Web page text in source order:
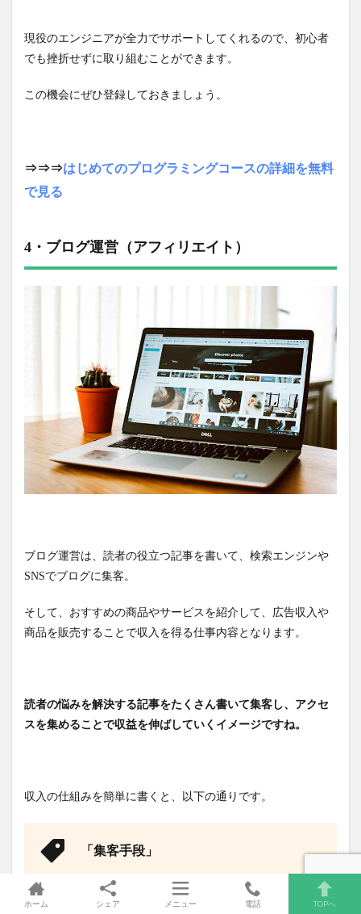
現役のエンジニアが全力でサポートしてくれるので、初心者
でも挫折せずに取り組むことができます。
この機会にぜひ登録しておきましょう。
⇒⇒⇒はじめてのプログラミングコースの詳細を無料
で見る
4・ブログ運営（アフィリエイト）
ブログ運営は、読者の役立つ記事を書いて、検索エンジンや
SNSでブログに集客。
そして、おすすめの商品やサービスを紹介して、広告収入や
商品を販売することで収入を得る仕事内容となります。
読者の悩みを解決する記事をたくさん書いて集客し、アクセ
スを集めることで収益を伸ばしていくイメージですね。
収入の仕組みを簡単に書くと、以下の通りです。
「集客手段」
・検索エンジンや各種SNS
ホーム シェア メニュー 電話 TOPへ